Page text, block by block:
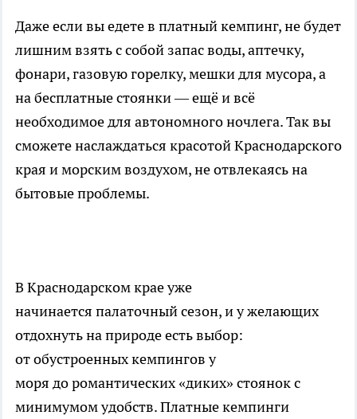
Даже если вы едете в платный кемпинг, не будет
лишним взять с собой запас воды, аптечку,
фонари, газовую горелку, мешки для мусора, а
на бесплатные стоянки — ещё и всё
необходимое для автономного ночлега. Так вы
сможете наслаждаться красотой Краснодарского
края и морским воздухом, не отвлекаясь на
бытовые проблемы.
В Краснодарском крае уже
начинается палаточный сезон, и у желающих
отдохнуть на природе есть выбор:
от обустроенных кемпингов у
моря до романтических «диких» стоянок с
минимумом удобств. Платные кемпинги